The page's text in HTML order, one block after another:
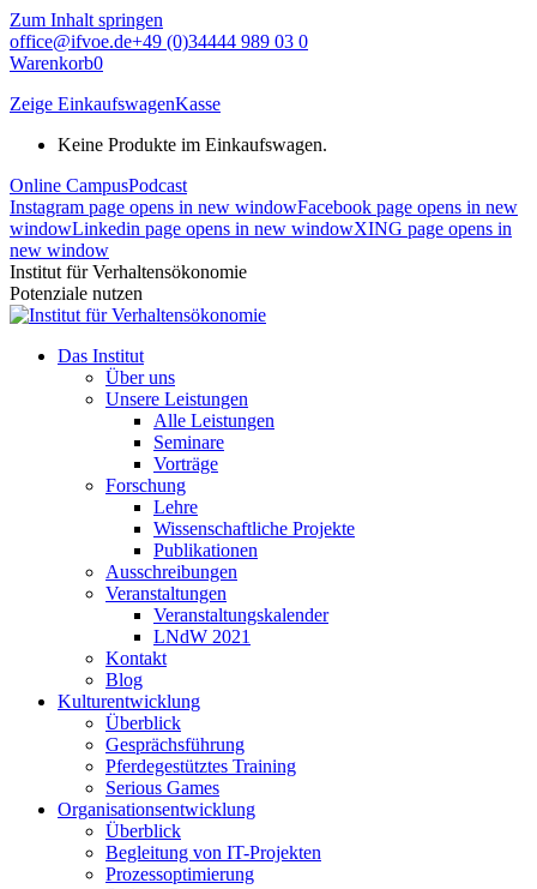
Zum Inhalt springen
office@ifvoe.de+49 (0)34444 989 03 0
Warenkorb0
Zeige EinkaufswagenKasse
Keine Produkte im Einkaufswagen.
Online CampusPodcast
Instagram page opens in new windowFacebook page opens in new
windowLinkedin page opens in new windowXING page opens in
new window
Institut für Verhaltensökonomie
Potenziale nutzen
Das Institut
Über uns
Unsere Leistungen
Alle Leistungen
Seminare
Vorträge
Forschung
Lehre
Wissenschaftliche Projekte
Publikationen
Ausschreibungen
Veranstaltungen
Veranstaltungskalender
LNdW 2021
Kontakt
Blog
Kulturentwicklung
Überblick
Gesprächsführung
Pferdegestütztes Training
Serious Games
Organisationsentwicklung
Überblick
Begleitung von IT-Projekten
Prozessoptimierung